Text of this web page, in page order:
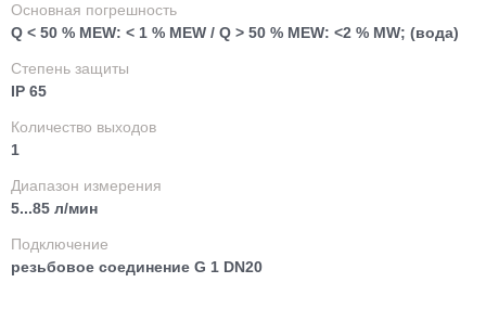
Основная погрешность
Q < 50 % MEW: < 1 % MEW / Q > 50 % MEW: <2 % MW; (вода)
Степень защиты
IP 65
Количество выходов
1
Диапазон измерения
5...85 л/мин
Подключение
резьбовое соединение G 1 DN20